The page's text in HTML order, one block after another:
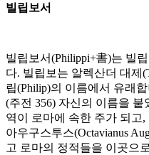
빌립보서
빌립보서(Philippi+書)는 빌
다. 빌립보는 알렉산더 대제
립(Philip)의 이름에서 유래
(주전 356) 자신의 이름을 붙
역이 로마에 속한 주가 되고
아우구스투스(Octavianus
고 로마의 정적들을 이곳으